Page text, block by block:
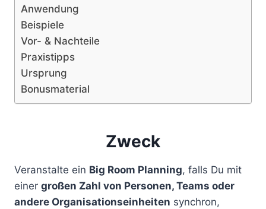
Anwendung
Beispiele
Vor- & Nachteile
Praxistipps
Ursprung
Bonusmaterial
Zweck
Veranstalte ein Big Room Planning, falls Du mit
einer großen Zahl von Personen, Teams oder
andere Organisationseinheiten synchron,